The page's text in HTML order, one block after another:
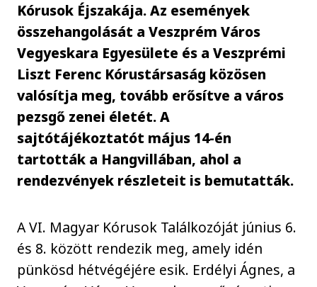
Kórusok Éjszakája. Az események
összehangolását a Veszprém Város
Vegyeskara Egyesülete és a Veszprémi
Liszt Ferenc Kórustársaság közösen
valósítja meg, tovább erősítve a város
pezsgő zenei életét. A
sajtótájékoztatót május 14-én
tartották a Hangvillában, ahol a
rendezvények részleteit is bemutatták.
A VI. Magyar Kórusok Találkozóját június 6.
és 8. között rendezik meg, amely idén
pünkösd hétvégéjére esik. Erdélyi Ágnes, a